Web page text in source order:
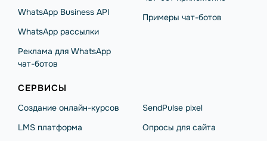
WhatsApp Business API
WhatsApp рассылки
Реклама для WhatsApp
чат-ботов
Примеры чат-ботов
СЕРВИСЫ
Создание онлайн-курсов
LMS платформа
SendPulse pixel
Опросы для сайта